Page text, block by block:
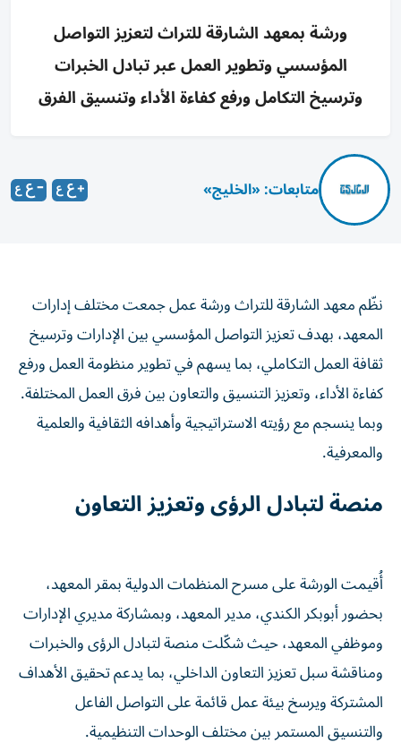
ورشة بمعهد الشارقة للتراث لتعزيز التواصل
المؤسسي وتطوير العمل عبر تبادل الخبرات
وترسيخ التكامل ورفع كفاءة الأداء وتنسيق الفرق
متابعات: «الخليج»
نظّم معهد الشارقة للتراث ورشة عمل جمعت مختلف إدارات
المعهد، بهدف تعزيز التواصل المؤسسي بين الإدارات وترسيخ
ثقافة العمل التكاملي، بما يسهم في تطوير منظومة العمل ورفع
كفاءة الأداء، وتعزيز التنسيق والتعاون بين فرق العمل المختلفة.
وبما ينسجم مع رؤيته الاستراتيجية وأهدافه الثقافية والعلمية
والمعرفية.
منصة لتبادل الرؤى وتعزيز التعاون
أُقيمت الورشة على مسرح المنظمات الدولية بمقر المعهد،
بحضور أبوبكر الكندي، مدير المعهد، وبمشاركة مديري الإدارات
وموظفي المعهد، حيث شكّلت منصة لتبادل الرؤى والخبرات
ومناقشة سبل تعزيز التعاون الداخلي، بما يدعم تحقيق الأهداف
المشتركة ويرسخ بيئة عمل قائمة على التواصل الفاعل
والتنسيق المستمر بين مختلف الوحدات التنظيمية.